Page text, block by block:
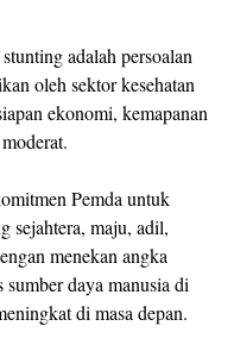
adalah persoalan
oleh sektor kesehatan
ekonomi, kemapanan
Pemda untuk
sejahtera, maju, adil,
menekan angka
daya manusia di
di masa depan.